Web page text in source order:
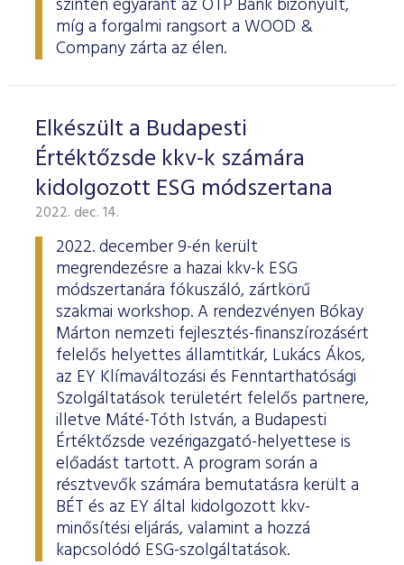
ESG Útmutató
szinten egyaránt az OTP Bank bizonyult,
míg a forgalmi rangsort a WOOD &
Company zárta az élen.
Elkészült a Budapesti
Értéktőzsde kkv-k számára
kidolgozott ESG módszertana
2022. dec. 14.
2022. december 9-én került
megrendezésre a hazai kkv-k ESG
módszertanára fókuszáló, zártkörű
szakmai workshop. A rendezvényen Bókay
Márton nemzeti fejlesztés-finanszírozásért
felelős helyettes államtitkár, Lukács Ákos,
az EY Klímaváltozási és Fenntarthatósági
Szolgáltatások területért felelős partnere,
illetve Máté-Tóth István, a Budapesti
Értéktőzsde vezérigazgató-helyettese is
előadást tartott. A program során a
résztvevők számára bemutatásra került a
BÉT és az EY által kidolgozott kkv-
minősítési eljárás, valamint a hozzá
kapcsolódó ESG-szolgáltatások.